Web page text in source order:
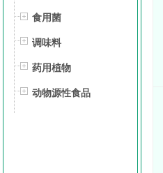
食用菌
调味料
药用植物
动物源性食品